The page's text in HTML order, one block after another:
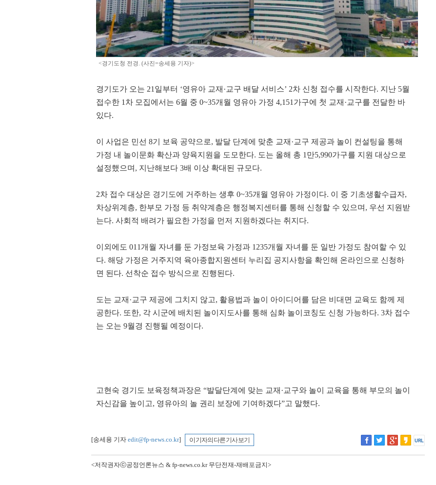
울산 26.7℃
창원 28.5℃
광주 29.2℃
부산 28.9℃
목포 29.2℃
여수 29.0℃
흑산도
고창 ℃
순천 23.8℃
25.9℃
제주 28.9℃
고산 28.0℃
서귀포 29.0℃
진주 24.7℃
강화 26.9℃
24.3℃
보은 23.8℃
천안 25.8℃
부여 26.5℃
27.3℃
<경기도청 전경. (사진=송세용 기자)>
경기도가 오는 21일부터 ‘영유아 교재·교구 배달 서비스’ 2차 신청 접수를 시작한다. 지난 5월
접수한 1차 모집에서는 6월 중 0~35개월 영유아 가정 4,151가구에 첫 교재·교구를 전달한 바
있다.
이 사업은 민선 8기 보육 공약으로, 발달 단계에 맞춘 교재·교구 제공과 놀이 컨설팅을 통해
가정 내 놀이문화 확산과 양육지원을 도모한다. 도는 올해 총 1만5,990가구를 지원 대상으로
설정했으며, 지난해보다 3배 이상 확대된 규모다.
2차 접수 대상은 경기도에 거주하는 생후 0~35개월 영유아 가정이다. 이 중 기초생활수급자,
차상위계층, 한부모 가정 등 취약계층은 행정복지센터를 통해 신청할 수 있으며, 우선 지원받
는다. 사회적 배려가 필요한 가정을 먼저 지원하겠다는 취지다.
이외에도 011개월 자녀를 둔 가정보육 가정과 1235개월 자녀를 둔 일반 가정도 참여할 수 있
다. 해당 가정은 거주지역 육아종합지원센터 누리집 공지사항을 확인해 온라인으로 신청하
면 된다. 선착순 접수 방식으로 진행된다.
도는 교재·교구 제공에 그치지 않고, 활용법과 놀이 아이디어를 담은 비대면 교육도 함께 제
공한다. 또한, 각 시군에 배치된 놀이지도사를 통해 심화 놀이코칭도 신청 가능하다. 3차 접수
는 오는 9월경 진행될 예정이다.
고현숙 경기도 보육정책과장은 “발달단계에 맞는 교재·교구와 놀이 교육을 통해 부모의 놀이
자신감을 높이고, 영유아의 놀 권리 보장에 기여하겠다”고 말했다.
[송세용 기자 edit@fp-news.co.kr] 이 기자의 다른 기사 보기
<저작권자ⓒ공정언론뉴스 & fp-news.co.kr 무단전재-재배포금지>